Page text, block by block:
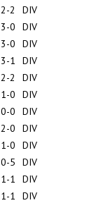
2-2
DIV
3-0
DIV
3-0
DIV
3-1
DIV
2-2
DIV
1-0
DIV
0-0
DIV
2-0
DIV
1-0
DIV
0-5
DIV
1-1
DIV
1-1
DIV